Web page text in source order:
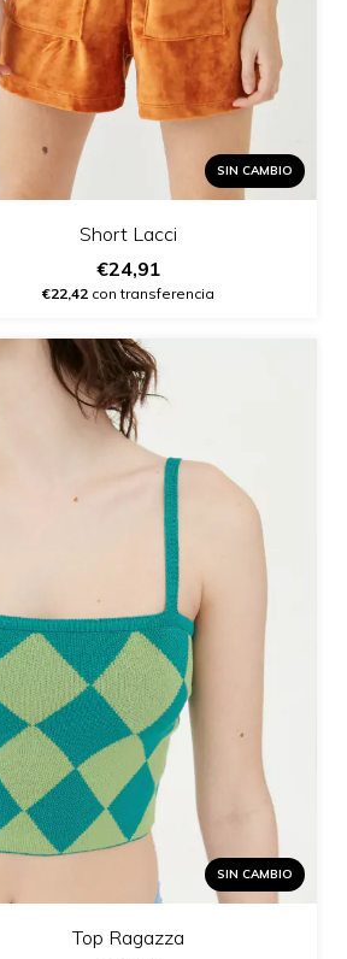
SIN CAMBIO
Short Lacci
€24,91
€22,42 con transferencia
SIN CAMBIO
Top Ragazza